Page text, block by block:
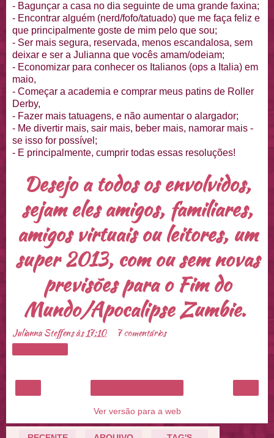
- Bagunçar a casa no dia seguinte de uma grande faxina;
- Encontrar alguém (nerd/fofo/tatuado) que me faça feliz e
que principalmente goste de mim pelo que sou;
- Ser mais segura, reservada, menos escandalosa, sem
deixar e ser a Julianna que vocês amam/odeiam;
- Economizar para conhecer os Italianos (ops a Italia) em
maio,
- Começar a academia e comprar meus patins de Roller
Derby,
- Fazer mais tatuagens, e não aumentar o alargador;
- Me divertir mais, sair mais, beber mais, namorar mais -
se isso for possível;
- E principalmente, cumprir todas essas resoluções!
Desejo a todos os envolvidos,
sejam eles amigos, familiares,
amigos virtuais ou leitores, um
super 2013, com ou sem novas
previsões para o Fim do
Mundo/Apocalipse Zumbie.
Julianna Steffensàs 17:10 7 comentários
Ver versão para a web